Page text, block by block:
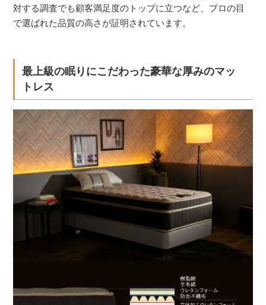
対する調査でも顧客満足度のトップに立つなど、プロの目
で選ばれた品質の高さが証明されています。
最上級の眠りにこだわった豪華な厚みのマッ
トレス